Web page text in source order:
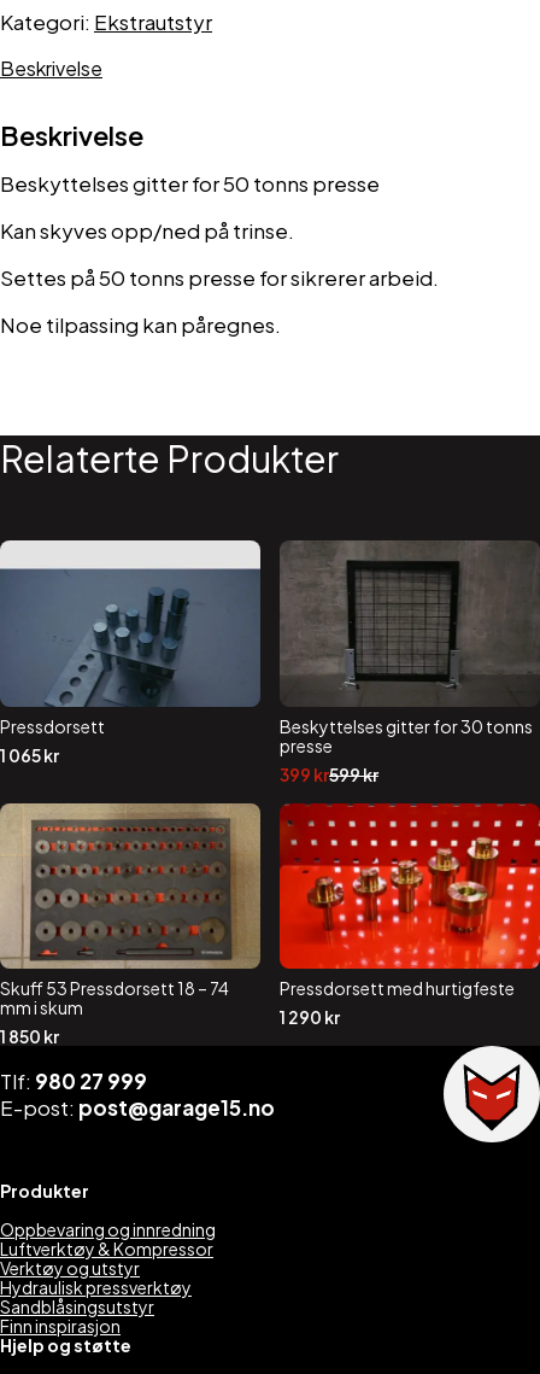
antall
Kategori: Ekstrautstyr
Beskrivelse
Beskrivelse
Beskyttelses gitter for 50 tonns presse
Kan skyves opp/ned på trinse.
Settes på 50 tonns presse for sikrerer arbeid.
Noe tilpassing kan påregnes.
Relaterte Produkter
Pressdorsett
1 065kr
Beskyttelses gitter for 30 tonns
presse
599kr
Opprinnelig
var:
599 kr.
399 kr
Nåværende
er:
399 kr.
Skuff 53 Pressdorsett 18 – 74
mm i skum
1 850 kr
Pressdorsett med hurtigfeste
1 290 kr
Tlf: 980 27 999
E-post: post@garage15.no
Produkter
Oppbevaring og innredning
Luftverktøy & Kompressor
Verktøy og utstyr
Hydraulisk pressverktøy
Sandblåsingsutstyr
Finn inspirasjon
Hjelp og støtte